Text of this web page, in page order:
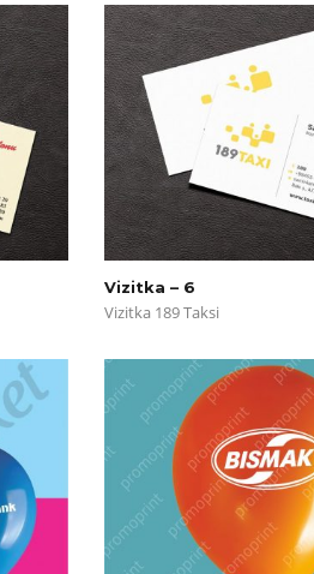
Vizitka – 6
Vizitka 189 Taksi